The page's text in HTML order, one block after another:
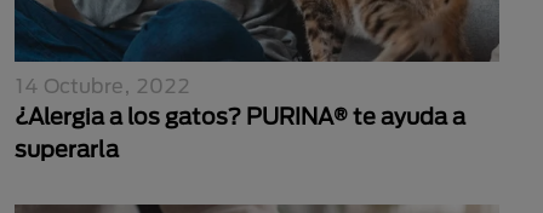
14 Octubre, 2022
¿Alergia a los gatos? PURINA® te ayuda a
superarla